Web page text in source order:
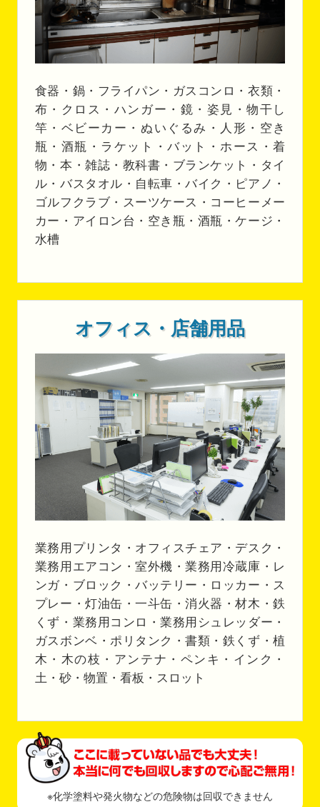
食器・鍋・フライパン・ガスコンロ・衣類・
布・クロス・ハンガー・鏡・姿見・物干し
竿・ベビーカー・ぬいぐるみ・人形・空き
瓶・酒瓶・ラケット・バット・ホース・着
物・本・雑誌・教科書・ブランケット・タイ
ル・バスタオル・自転車・バイク・ピアノ・
ゴルフクラブ・スーツケース・コーヒーメー
カー・アイロン台・空き瓶・酒瓶・ケージ・
水槽
オフィス・店舗用品
業務用プリンタ・オフィスチェア・デスク・
業務用エアコン・室外機・業務用冷蔵庫・レ
ンガ・ブロック・バッテリー・ロッカー・ス
プレー・灯油缶・一斗缶・消火器・材木・鉄
くず・業務用コンロ・業務用シュレッダー・
ガスボンベ・ポリタンク・書類・鉄くず・植
木・木の枝・アンテナ・ペンキ・インク・
土・砂・物置・看板・スロット
※化学塗料や発火物などの危険物は回収できません